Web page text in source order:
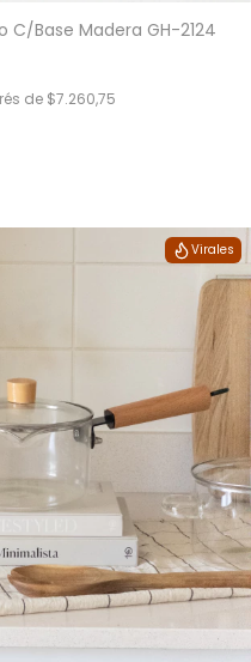
C/Base Madera GH-2124
de $7.260,75
Virales